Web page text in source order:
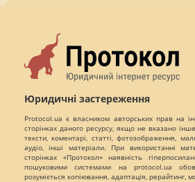
Юридичні застереження
Protocol.ua є власником авторських прав на
сторінках даного ресурсу, якщо не вказано
тексти, коментарі, статті, фотозображення,
аудіо, інші матеріали. При використанні
сторінках «Протокол» наявність
пошуковими системами на protocol.ua
розуміється копіювання, адаптація, рерайтинг,